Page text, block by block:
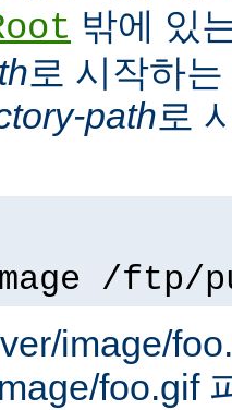
밖에 있
로 시작하
path로
/ftp/
image/
foo.gif